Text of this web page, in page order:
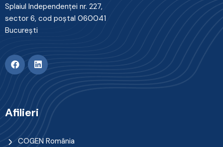
Splaiul Independenţei nr. 227,
sector 6, cod poştal 060041
Bucureşti
Afilieri
COGEN România